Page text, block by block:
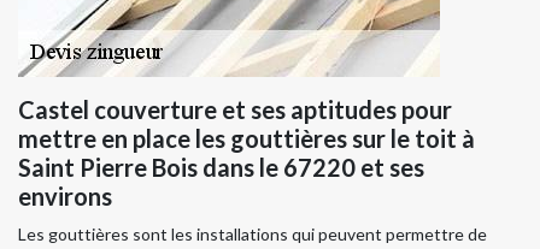
Castel couverture et ses aptitudes pour
mettre en place les gouttières sur le toit à
Saint Pierre Bois dans le 67220 et ses
environs
Les gouttières sont les installations qui peuvent permettre de